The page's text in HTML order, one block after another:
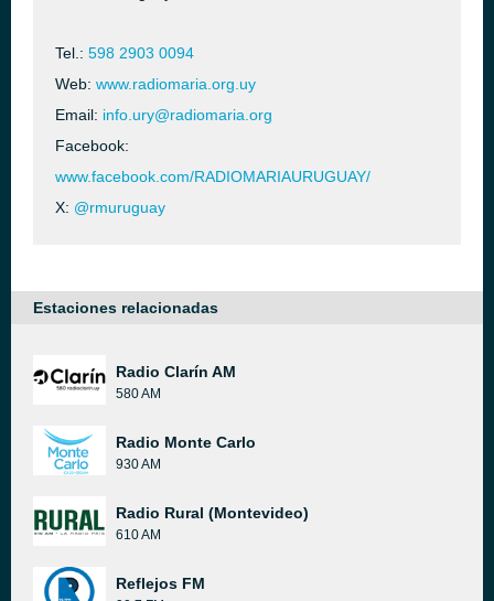
Tel.: 598 2903 0094
Web: www.radiomaria.org.uy
Email: info.ury@radiomaria.org
Facebook:
www.facebook.com/RADIOMARIAURUGUAY/
X: @rmuruguay
Estaciones relacionadas
Radio Clarín AM
580 AM
Radio Monte Carlo
930 AM
Radio Rural (Montevideo)
610 AM
Reflejos FM